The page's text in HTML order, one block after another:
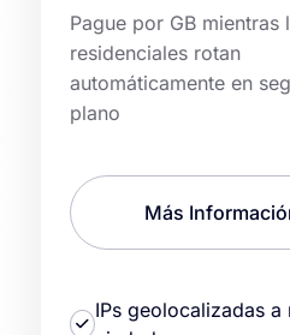
Pague por GB mientras
residenciales rotan
automáticamente en
plano
Más
IPs geolocalizadas a